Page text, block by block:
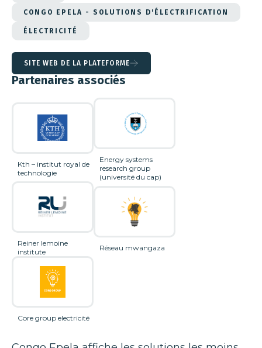
CONGO EPELA - SOLUTIONS D'ÉLECTRIFICATION
ÉLECTRICITÉ
SITE WEB DE LA PLATEFORME
Partenaires associés
Kth – institut royal de
technologie
Energy systems
research group
(université du cap)
Reiner lemoine
institute
Réseau mwangaza
Core group electricité